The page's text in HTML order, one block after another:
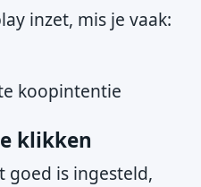
inzet, mis je vaak:
koopintentie
klikken
goed is ingesteld,